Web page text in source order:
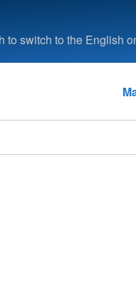
to switch to the English